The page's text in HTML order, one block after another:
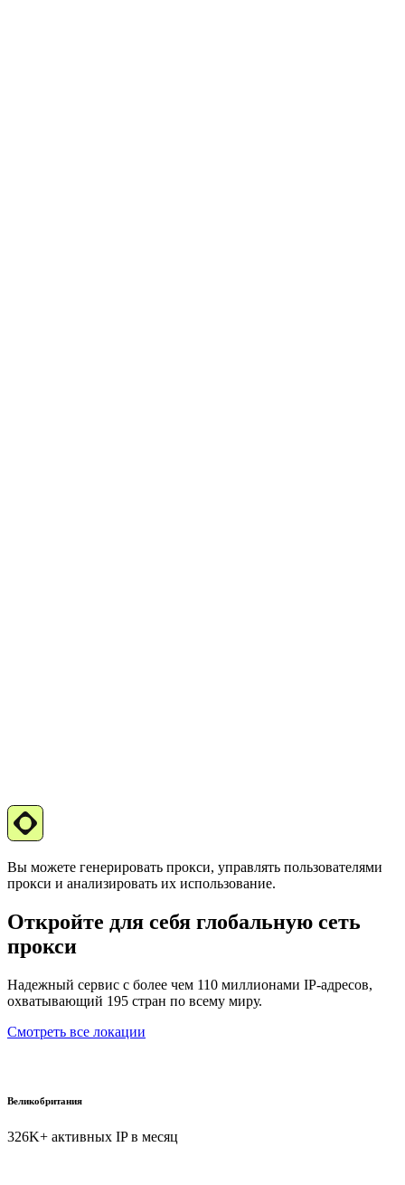
Вы можете генерировать прокси, управлять пользователями
прокси и анализировать их использование.
Откройте для себя глобальную сеть
прокси
Надежный сервис с более чем 110 миллионами IP-адресов,
охватывающий 195 стран по всему миру.
Смотреть все локации
Великобритания
326K+ активных IP в месяц